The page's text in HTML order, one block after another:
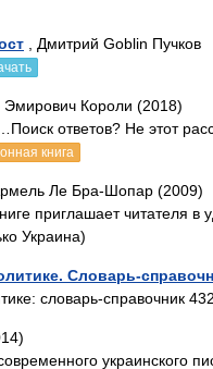
, Дмитрий Goblin Пучков
Эмирович Короли (2018)
ответов? Не этот
книга
Ле Бра-Шопар (2009)
приглашает читателя
Украина)
Словарь-
словарь-справочник
украинского